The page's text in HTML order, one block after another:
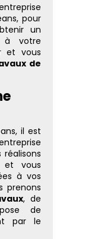
pour
un
à votre
et vous
de
il est
réalisons
vous
à vos
prenons
, de
de
par le